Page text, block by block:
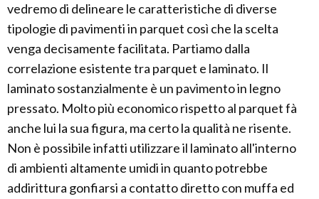
vedremo di delineare le caratteristiche di diverse
tipologie di pavimenti in parquet così che la scelta
venga decisamente facilitata. Partiamo dalla
correlazione esistente tra parquet e laminato. Il
laminato sostanzialmente è un pavimento in legno
pressato. Molto più economico rispetto al parquet fà
anche lui la sua figura, ma certo la qualità ne risente.
Non è possibile infatti utilizzare il laminato all'interno
di ambienti altamente umidi in quanto potrebbe
addirittura gonfiarsi a contatto diretto con muffa ed